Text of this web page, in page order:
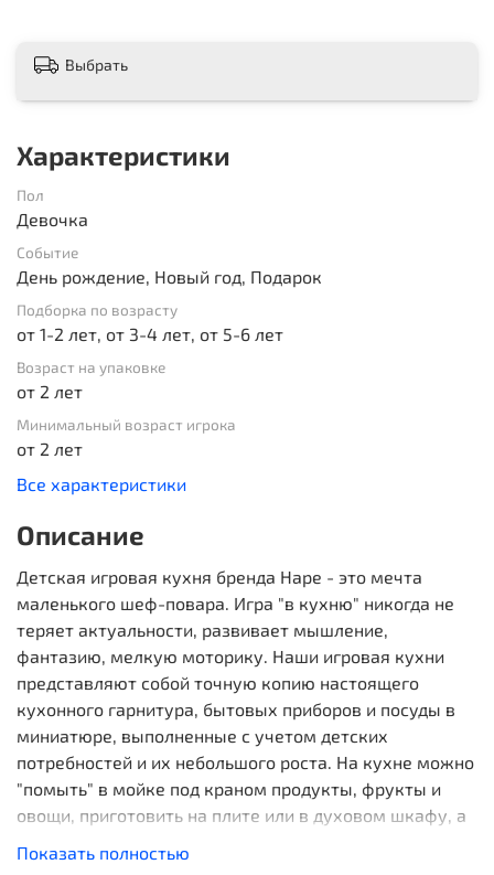
Выбрать
Характеристики
Пол
Девочка
Событие
День рождение, Новый год, Подарок
Подборка по возрасту
от 1-2 лет, от 3-4 лет, от 5-6 лет
Возраст на упаковке
от 2 лет
Минимальный возраст игрока
от 2 лет
Все характеристики
Описание
Детская игровая кухня бренда Hape - это мечта
маленького шеф-повара. Игра "в кухню" никогда не
теряет актуальности, развивает мышление,
фантазию, мелкую моторику. Наши игровая кухни
представляют собой точную копию настоящего
кухонного гарнитура, бытовых приборов и посуды в
миниатюре, выполненные с учетом детских
потребностей и их небольшого роста. На кухне можно
"помыть" в мойке под краном продукты, фрукты и
овощи, приготовить на плите или в духовом шкафу, а
звуком, ручки крутятся, есть раковина и настоящий
Показать полностью